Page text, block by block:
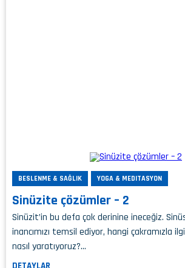
BESLENME & SAĞLIK YOGA & MEDITASYON
Sinüzite çözümler – 2
Sinüzit’in bu defa çok derinine ineceğiz.
inancımızı temsil ediyor, hangi çakramızla
nasıl yaratıyoruz?…